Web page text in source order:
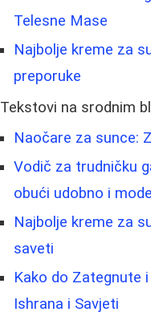
Telesne Mase
Najbolje kreme za
preporuke
Tekstovi na srodnim
Naočare za sunce:
Vodič za trudničku
obući udobno i
Najbolje kreme za
saveti
Kako do Zategnute
Ishrana i Savjeti